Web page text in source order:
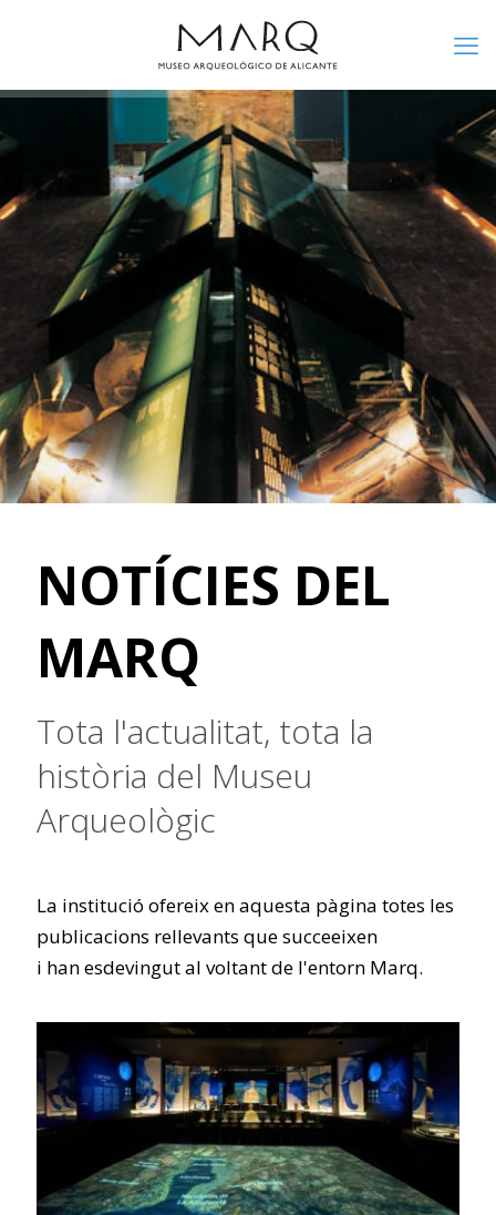
NOTÍCIES DEL
MARQ
Tota l'actualitat, tota la
història del Museu
Arqueològic
La institució ofereix en aquesta pàgina totes les
publicacions rellevants que succeeixen
i han esdevingut al voltant de l'entorn Marq.